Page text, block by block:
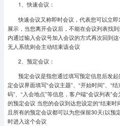
1、快速会议：
快速会议又称即时会议，代表您可以立
展示，当您离开会议后，不能在会议列表找
内通过输入会议号加入会议的方式再次回到
无人系统则会主动结束该会议
2、预定会议：
预定会议是指您通过填写预定信息后发
定会议界面填写“会议主题”、“开始时间”、“
码”、“入会地点”等信息，客户端“会议列表”
的预定会议 当您的会议到达您设定的“结束
且所有的预定会议都可以为您保留30天(以
时进入这个会议